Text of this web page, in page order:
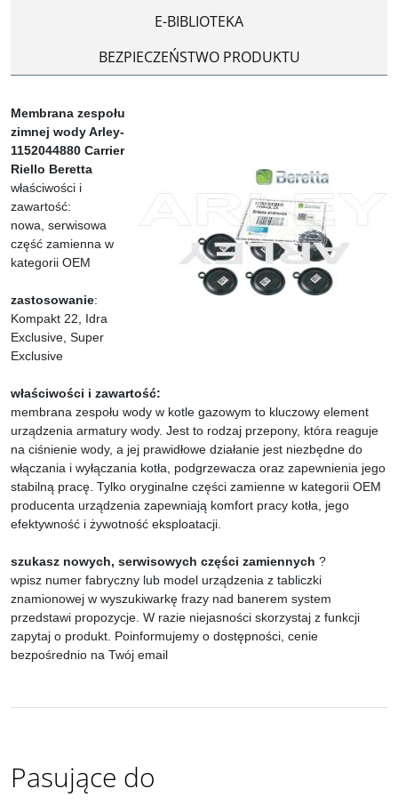
E-BIBLIOTEKA
BEZPIECZEŃSTWO PRODUKTU
Membrana zespołu
zimnej wody Arley-
1152044880 Carrier
Riello Beretta
właściwości i
zawartość:
nowa, serwisowa
część zamienna w
kategorii OEM
zastosowanie:
Kompakt 22, Idra
Exclusive, Super
Exclusive
właściwości i zawartość:
membrana zespołu wody w kotle gazowym to kluczowy element
urządzenia armatury wody. Jest to rodzaj przepony, która reaguje
na ciśnienie wody, a jej prawidłowe działanie jest niezbędne do
włączania i wyłączania kotła, podgrzewacza oraz zapewnienia jego
stabilną pracę. Tylko oryginalne części zamienne w kategorii OEM
producenta urządzenia zapewniają komfort pracy kotła, jego
efektywność i żywotność eksploatacji.
szukasz nowych, serwisowych części zamiennych ?
wpisz numer fabryczny lub model urządzenia z tabliczki
znamionowej w wyszukiwarkę frazy nad banerem system
przedstawi propozycje. W razie niejasności skorzystaj z funkcji
zapytaj o produkt. Poinformujemy o dostępności, cenie
bezpośrednio na Twój email
Pasujące do